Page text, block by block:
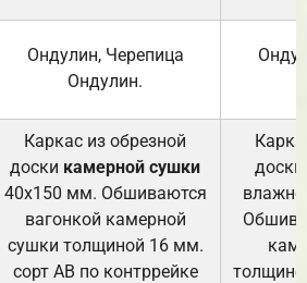
Ондулин, Черепица
Ондулин.
Каркас из обрезной
доски камерной сушки
40х150 мм. Обшиваются
вагонкой камерной
сушки толщиной 16 мм.
сорт АВ по контррейке
доски